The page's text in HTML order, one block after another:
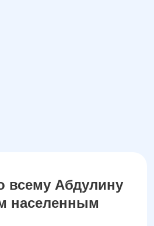
всему Абдулину
населенным